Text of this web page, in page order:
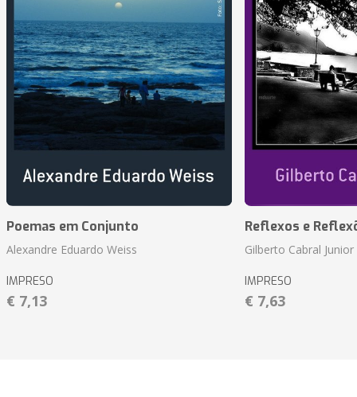
Poemas em Conjunto
Alexandre Eduardo Weiss
IMPRESO
€ 7,13
Reflexos e
Gilberto Cabral Junior
IMPRESO
€ 7,63